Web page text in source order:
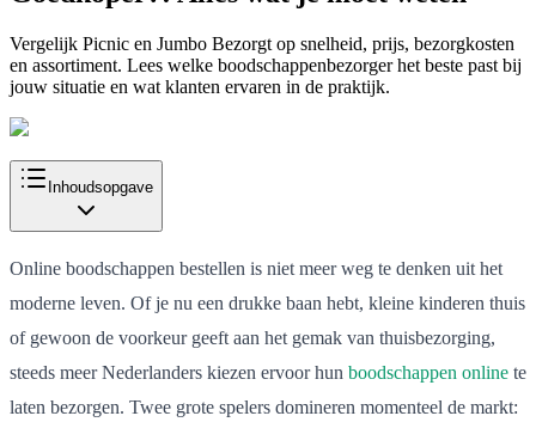
Vergelijk Picnic en Jumbo Bezorgt op snelheid, prijs, bezorgkosten
en assortiment. Lees welke boodschappenbezorger het beste past bij
jouw situatie en wat klanten ervaren in de praktijk.
Inhoudsopgave
Online boodschappen bestellen is niet meer weg te denken uit het
moderne leven. Of je nu een drukke baan hebt, kleine kinderen thuis
of gewoon de voorkeur geeft aan het gemak van thuisbezorging,
steeds meer Nederlanders kiezen ervoor hun boodschappen online te
laten bezorgen. Twee grote spelers domineren momenteel de markt: